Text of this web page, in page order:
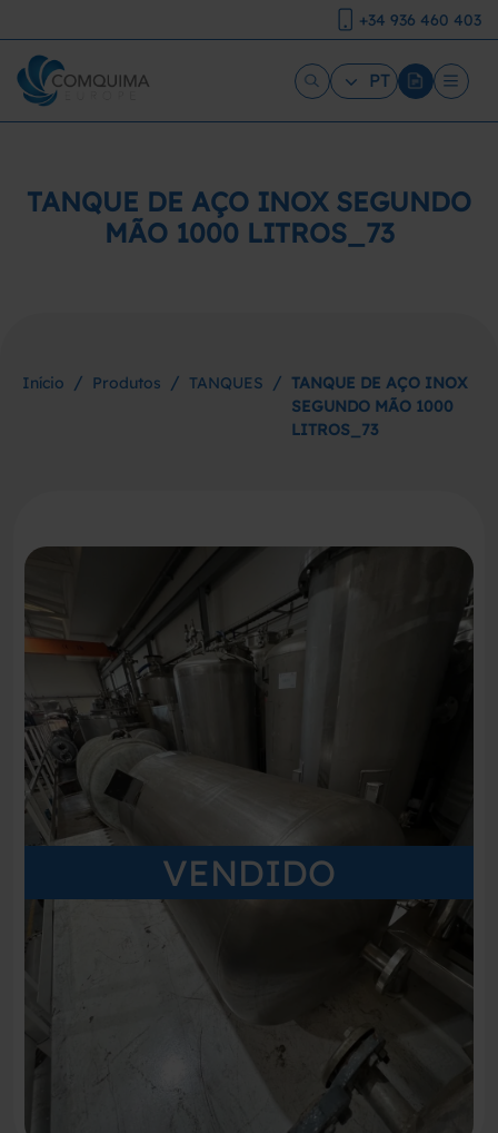
+34 936 460 403
PT
TANQUE DE AÇO INOX SEGUNDO
MÃO 1000 LITROS_73
Início / Produtos / TANQUES / TANQUE DE AÇO INOX
SEGUNDO MÃO 1000
LITROS_73
VENDIDO